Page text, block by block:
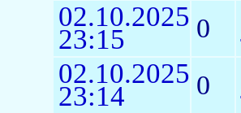
02.10.2025
23:15 0
02.10.2025
23:14 0